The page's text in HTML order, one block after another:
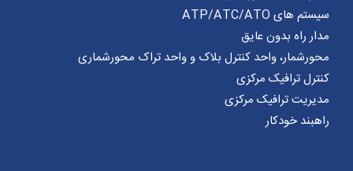
سیستم های ATP/ATC/ATO
مدار راه بدون عایق
محورشمار، واحد کنترل بلاک و واحد تراک محورشماری
کنترل ترافیک مرکزی
مدیریت ترافیک مرکزی
راهبند خودکار